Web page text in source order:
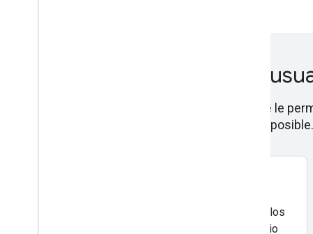
Respeta la privacidad del
La API del modo de consentimiento de Google le
y, al mismo tiempo, retener la mejor medición posible.
Para captar las elecciones de consentimiento de los
usuarios, necesita un banner de cookies en su sitio